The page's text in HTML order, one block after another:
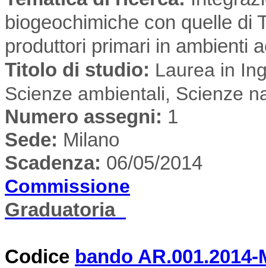
biogeochimiche con quelle di
produttori primari in ambienti
Titolo di studio: Laurea in
Scienze ambientali, Scienze
Numero assegni: 1
Sede: Milano
Scadenza: 06/05/2014
Commissione
Graduatoria
Codice bando